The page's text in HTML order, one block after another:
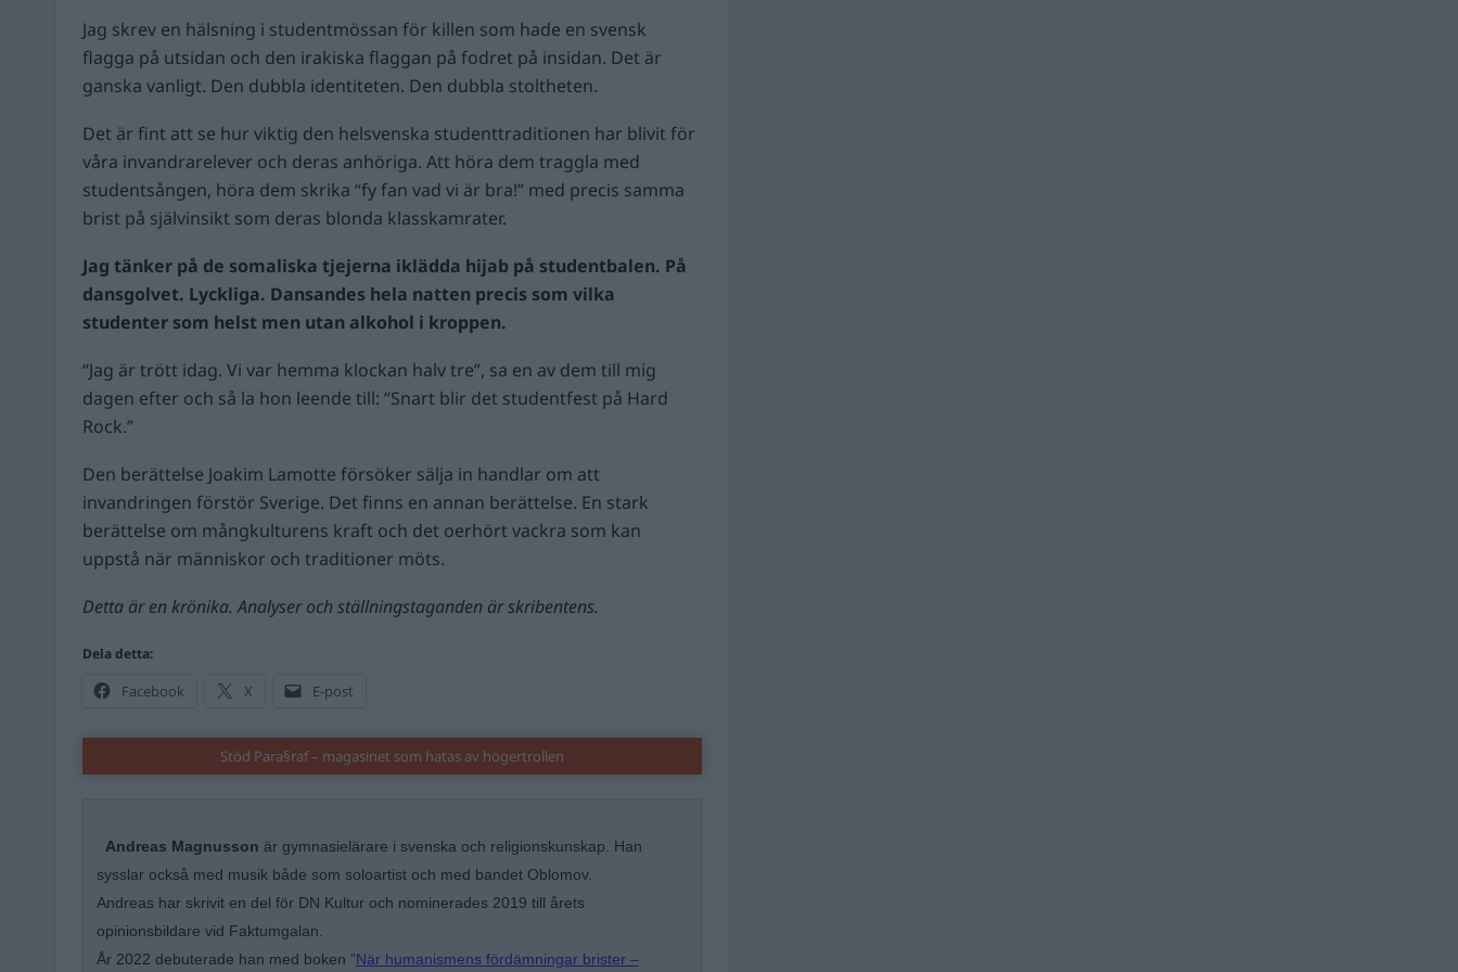
Jag skrev en hälsning i studentmössan för killen som hade en svensk
flagga på utsidan och den irakiska flaggan på fodret på insidan. Det är
ganska vanligt. Den dubbla identiteten. Den dubbla stoltheten.
Det är fint att se hur viktig den helsvenska studenttraditionen har blivit för
våra invandrarelever och deras anhöriga. Att höra dem traggla med
studentsången, höra dem skrika “fy fan vad vi är bra!” med precis samma
brist på självinsikt som deras blonda klasskamrater.
Jag tänker på de somaliska tjejerna iklädda hijab på studentbalen. På
dansgolvet. Lyckliga. Dansandes hela natten precis som vilka
studenter som helst men utan alkohol i kroppen.
“Jag är trött idag. Vi var hemma klockan halv tre”, sa en av dem till mig
dagen efter och så la hon leende till: “Snart blir det studentfest på Hard
Rock.”
Den berättelse Joakim Lamotte försöker sälja in handlar om att
invandringen förstör Sverige. Det finns en annan berättelse. En stark
berättelse om mångkulturens kraft och det oerhört vackra som kan
uppstå när människor och traditioner möts.
Detta är en krönika. Analyser och ställningstaganden är skribentens.
Dela detta:
Facebook X E-post
Stöd Para§raf – magasinet som hatas av högertrollen
Andreas Magnusson är gymnasielärare i svenska och religionskunskap. Han
sysslar också med musik både som soloartist och med bandet Oblomov.
Andreas har skrivit en del för DN Kultur och nominerades 2019 till årets
opinionsbildare vid Faktumgalan.
År 2022 debuterade han med boken ”När humanismens fördämningar brister –